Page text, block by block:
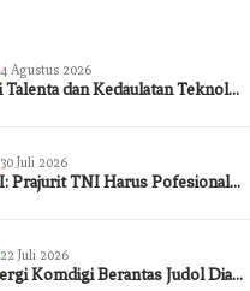
4 Agustus 2026
dan Kedaulatan Teknol…
30 Juli 2026
Prajurit TNI Harus Pofesional…
22 Juli 2026
Komdigi Berantas Judol Dia…